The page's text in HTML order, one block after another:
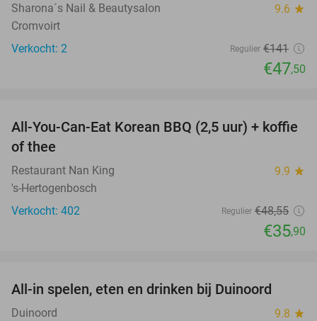
Sharona´s Nail & Beautysalon 9.6 star
Cromvoirt
Verkocht: 2
Regulier €141
€47,50
26%
All-You-Can-Eat Korean BBQ (2,5 uur) + koffie
of thee
Restaurant Nan King 9.9 star
's-Hertogenbosch
Verkocht: 402
Regulier €48,55
€35,90
All-in spelen, eten en drinken bij Duinoord
Duinoord 9.8 star